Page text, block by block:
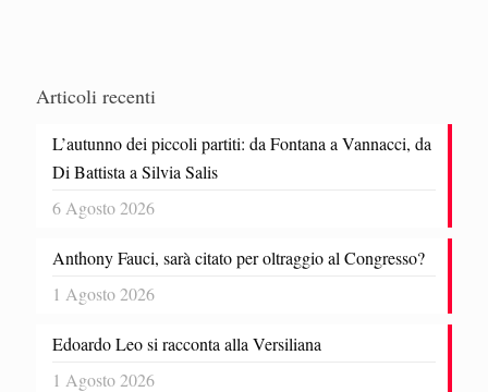
Articoli recenti
L’autunno dei piccoli partiti: da Fontana a Vannacci, da
Di Battista a Silvia Salis
6 Agosto 2026
Anthony Fauci, sarà citato per oltraggio al Congresso?
1 Agosto 2026
Edoardo Leo si racconta alla Versiliana
1 Agosto 2026